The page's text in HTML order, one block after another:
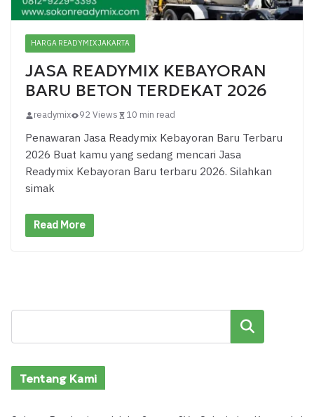
HARGA READYMIX JAKARTA
JASA READYMIX KEBAYORAN
BARU BETON TERDEKAT 2026
readymix 92 Views 10 min read
Penawaran Jasa Readymix Kebayoran Baru Terbaru
2026 Buat kamu yang sedang mencari Jasa
Readymix Kebayoran Baru terbaru 2026. Silahkan
simak
Read More
Cari
Tentang Kami